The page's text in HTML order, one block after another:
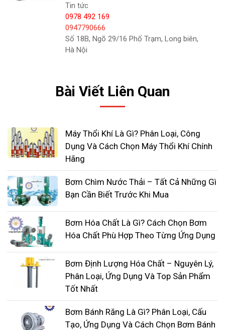
Các ứng dụng tiền xử lý bổ sung bao gồm định
lượng hóa chất trong bể keo tụ để kết tụ các hạt
kết tủa, giúp lọc ra chúng dễ dàng hơn. Sau quá
trình xử lý này, các hạt đông tụ được tách ra khỏi
nước và được loại bỏ khỏi quy trình.
Tin tức
0978 492 169
0947790666
Số 18B, Ngõ 29/16 Phố Trạm, Long biên,
Hà Nội
Bài Viết Liên Quan
Máy Thổi Khí Là Gì? Phân Loại, Công
Dụng Và Cách Chọn Máy Thổi Khí Chính
Hãng
Bơm Chìm Nước Thải – Tất Cả Những Gì
Bạn Cần Biết Trước Khi Mua
Bơm Hóa Chất Là Gì? Cách Chọn Bơm
Hóa Chất Phù Hợp Theo Từng Ứng Dụng
Bơm Định Lượng Hóa Chất – Nguyên Lý,
Phân Loại, Ứng Dụng Và Top Sản Phẩm
Tốt Nhất
Bơm Bánh Răng Là Gì? Phân Loại, Cấu
Tạo, Ứng Dụng Và Cách Chọn Bơm Bánh